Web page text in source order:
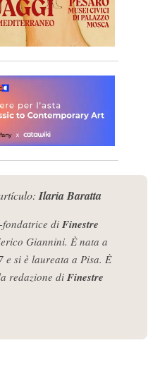
Ilaria Baratta
diFinestre
Giannini. È nata a
e si è laureata a Pisa. È
redazione diFinestre